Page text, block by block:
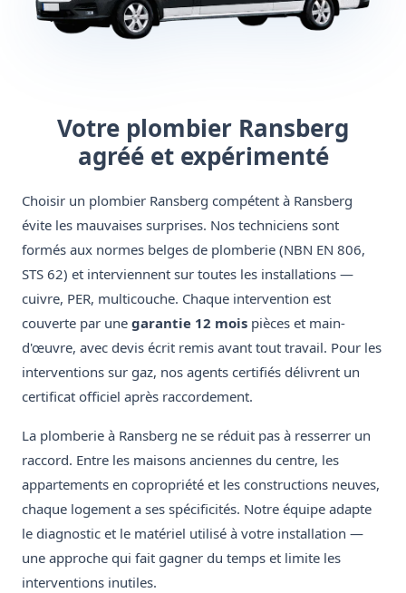
Votre plombier Ransberg
agréé et expérimenté
Choisir un plombier Ransberg compétent à Ransberg
évite les mauvaises surprises. Nos techniciens sont
formés aux normes belges de plomberie (NBN EN 806,
STS 62) et interviennent sur toutes les installations —
cuivre, PER, multicouche. Chaque intervention est
couverte par une garantie 12 mois pièces et main-
d'œuvre, avec devis écrit remis avant tout travail. Pour les
interventions sur gaz, nos agents certifiés délivrent un
certificat officiel après raccordement.
La plomberie à Ransberg ne se réduit pas à resserrer un
raccord. Entre les maisons anciennes du centre, les
appartements en copropriété et les constructions neuves,
chaque logement a ses spécificités. Notre équipe adapte
le diagnostic et le matériel utilisé à votre installation —
une approche qui fait gagner du temps et limite les
interventions inutiles.